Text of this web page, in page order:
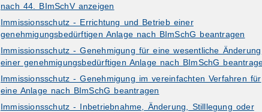
nach 44. BImSchV anzeigen
Immissionsschutz - Errichtung und Betrieb einer
genehmigungsbedürftigen Anlage nach BImSchG beantragen
Immissionsschutz - Genehmigung für eine wesentliche Änderung
einer genehmigungsbedürftigen Anlage nach BImSchG
Immissionsschutz - Genehmigung im vereinfachten Verfahren für
eine Anlage nach BImSchG beantragen
Immissionsschutz - Inbetriebnahme, Änderung, Stilllegung oder